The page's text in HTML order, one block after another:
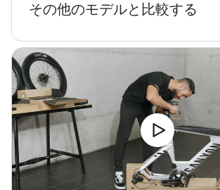
その他のモデルと比較する
チャットを開始する
閉じる